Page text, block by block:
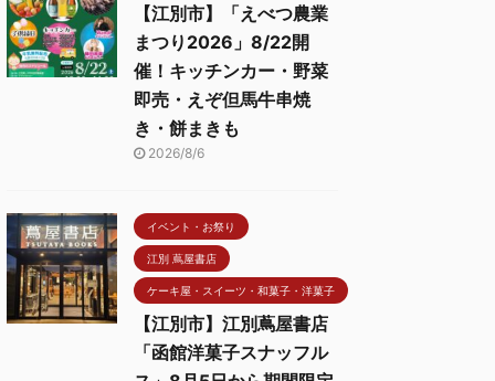
【江別市】「えべつ農業
まつり2026」8/22開
催！キッチンカー・野菜
即売・えぞ但馬牛串焼
き・餅まきも
2026/8/6
イベント・お祭り
江別 蔦屋書店
ケーキ屋・スイーツ・和菓子・洋菓子
【江別市】江別蔦屋書店
「函館洋菓子スナッフル